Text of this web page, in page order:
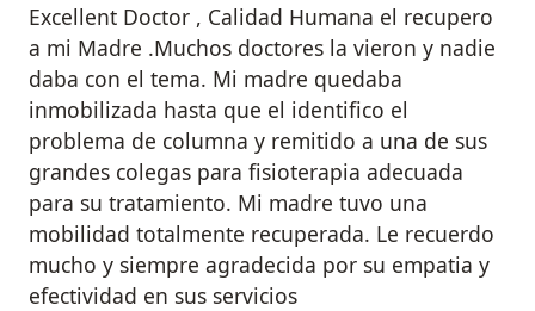
Excellent Doctor , Calidad Humana el recupero
a mi Madre .Muchos doctores la vieron y nadie
daba con el tema. Mi madre quedaba
inmobilizada hasta que el identifico el
problema de columna y remitido a una de sus
grandes colegas para fisioterapia adecuada
para su tratamiento. Mi madre tuvo una
mobilidad totalmente recuperada. Le recuerdo
mucho y siempre agradecida por su empatia y
efectividad en sus servicios